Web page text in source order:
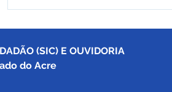
(SIC) E OUVIDORIA
do Acre